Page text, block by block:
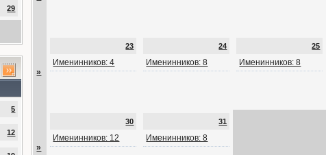
29
5
12
»
23
Именинников: 4
24
Именинников: 8
25
Именинников: 8
»
30
Именинников: 12
31
Именинников: 8